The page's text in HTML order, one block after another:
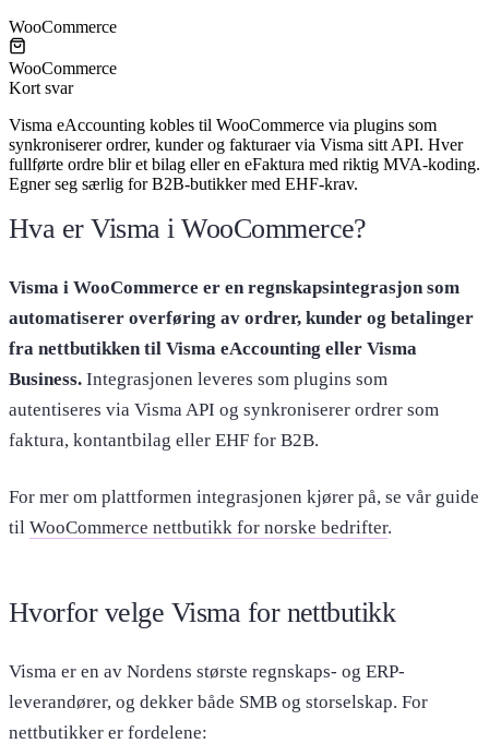
WooCommerce
WooCommerce
Kort svar
Visma eAccounting kobles til WooCommerce via plugins som
synkroniserer ordrer, kunder og fakturaer via Visma sitt API. Hver
fullførte ordre blir et bilag eller en eFaktura med riktig MVA-koding.
Egner seg særlig for B2B-butikker med EHF-krav.
Hva er Visma i WooCommerce?
Visma i WooCommerce er en regnskapsintegrasjon som
automatiserer overføring av ordrer, kunder og betalinger
fra nettbutikken til Visma eAccounting eller Visma
Business. Integrasjonen leveres som plugins som
autentiseres via Visma API og synkroniserer ordrer som
faktura, kontantbilag eller EHF for B2B.
For mer om plattformen integrasjonen kjører på, se vår guide
til WooCommerce nettbutikk for norske bedrifter.
Hvorfor velge Visma for nettbutikk
Visma er en av Nordens største regnskaps- og ERP-
leverandører, og dekker både SMB og storselskap. For
nettbutikker er fordelene: